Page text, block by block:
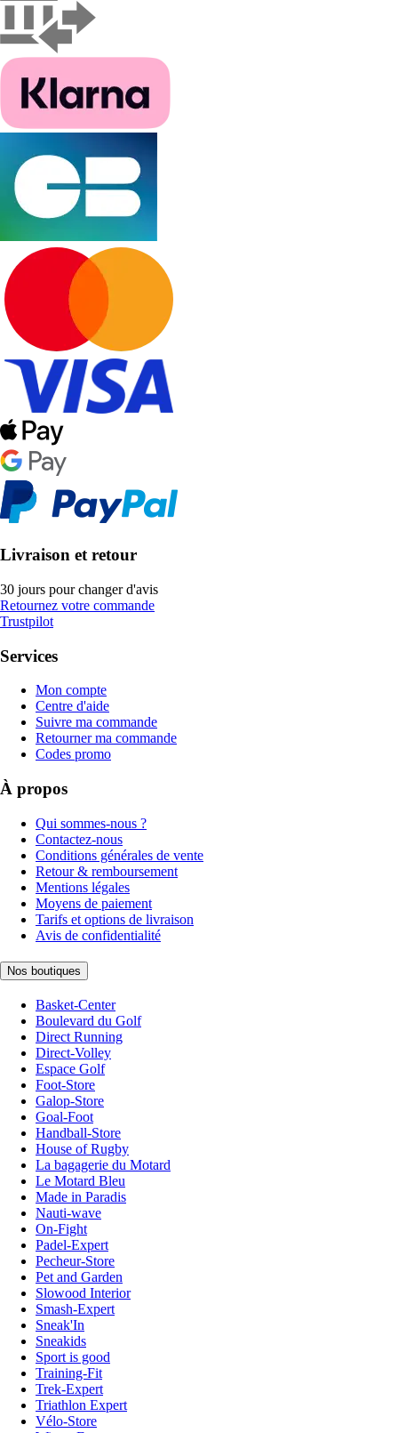
Livraison et retour
30 jours pour changer d'avis
Retournez votre commande
Trustpilot
Services
Mon compte
Centre d'aide
Suivre ma commande
Retourner ma commande
Codes promo
À propos
Qui sommes-nous ?
Contactez-nous
Conditions générales de vente
Retour & remboursement
Mentions légales
Moyens de paiement
Tarifs et options de livraison
Avis de confidentialité
Nos boutiques
Basket-Center
Boulevard du Golf
Direct Running
Direct-Volley
Espace Golf
Foot-Store
Galop-Store
Goal-Foot
Handball-Store
House of Rugby
La bagagerie du Motard
Le Motard Bleu
Made in Paradis
Nauti-wave
On-Fight
Padel-Expert
Pecheur-Store
Pet and Garden
Slowood Interior
Smash-Expert
Sneak'In
Sneakids
Sport is good
Training-Fit
Trek-Expert
Triathlon Expert
Vélo-Store